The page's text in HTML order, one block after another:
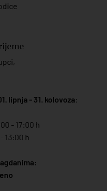
lipnja - 31. kolovoza:
- 17:00 h
13:00 h